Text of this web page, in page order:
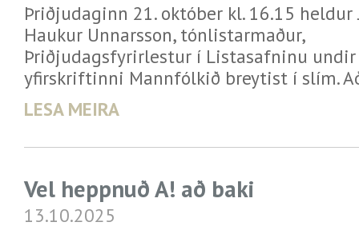
Þriðjudaginn 21. október kl. 16.15 heldur
Haukur Unnarsson, tónlistarmaður,
Þriðjudagsfyrirlestur í Listasafninu undir
yfirskriftinni Mannfólkið breytist í slím.
LESA MEIRA
Vel heppnuð A! að baki
13.10.2025